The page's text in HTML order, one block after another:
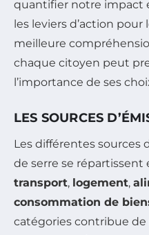
quantifier notre impact
les leviers d’action
meilleure
chaque citoyen peut
l’importance de ses
LES SOURCES
Les différentes sources
de serre se répartissent
transport, logement,
consommation de
catégories contribue